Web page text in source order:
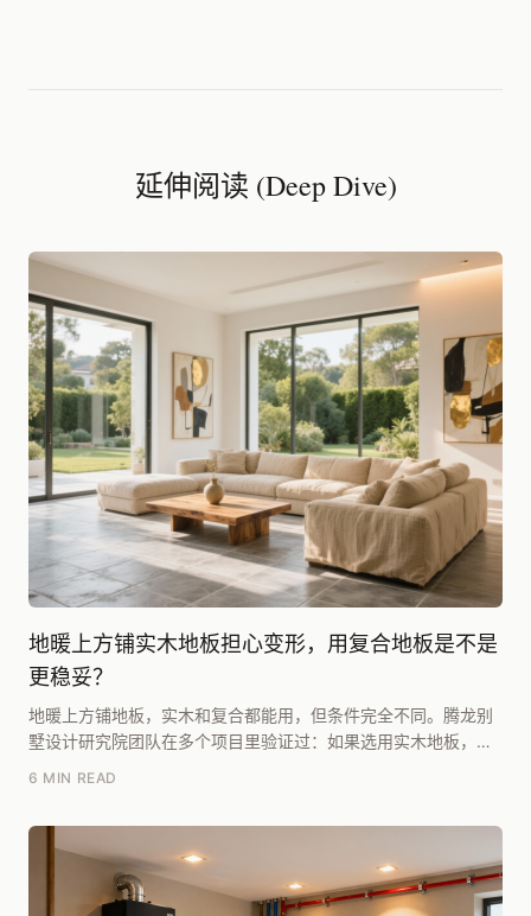
延伸阅读 (Deep Dive)
地暖上方铺实木地板担心变形，用复合地板是不是
更稳妥？
地暖上方铺地板，实木和复合都能用，但条件完全不同。腾龙别
墅设计研究院团队在多个项目里验证过：如果选用实木地板，必
6 MIN READ